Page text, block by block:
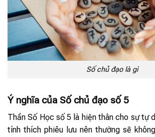
Số chủ đạo là gì
Ý nghĩa của Số chủ đạo số 5
Thần Số Học số 5 là hiện thân cho sự tự
tính thích phiêu lưu nên thường sẽ